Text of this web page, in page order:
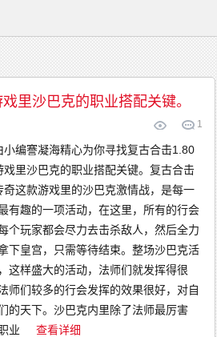
里沙巴克的职业搭配关键。
1
小编謇凝海精心为你寻找复古合击1.80
戏里沙巴克的职业搭配关键。复古合击
奇这款游戏里的沙巴克激情战，是每一
有趣的一项活动，在这里，所有的行会
个玩家都会尽力去击杀敌人，然后全力
下皇宫，只需等待结束。整场沙巴克活
这样盛大的活动，法师们就发挥得很
师们较多的行会发挥的效果很好，对自
的天下。沙巴克内里除了法师最厉害
业
查看详细